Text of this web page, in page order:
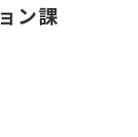
ン課